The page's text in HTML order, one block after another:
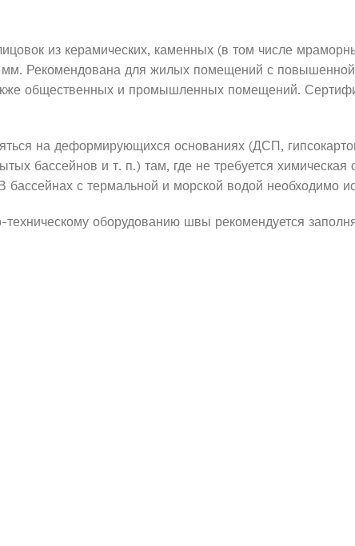
из керамических, каменных (в том числе
Рекомендована для жилых помещений с
общественных и промышленных помещений.
на деформирующихся основаниях (ДСП,
бассейнов и т. п.) там, где не требуется
с термальной и морской водой необходимо
оборудованию швы рекомендуется